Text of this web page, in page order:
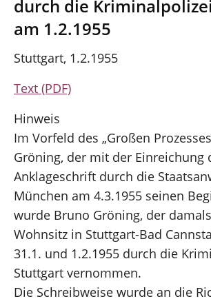
durch die
am 1.2.1955
Stuttgart, 1.2.1955
Text (PDF)
Hinweis
Im Vorfeld des „Großen
Gröning, der mit der Einreichung
Anklageschrift durch die
München am 4.3.1955 seinen
wurde Bruno Gröning, der
Wohnsitz in Stuttgart-Bad
31.1. und 1.2.1955 durch die
Stuttgart vernommen.
Die Schreibweise wurde an die